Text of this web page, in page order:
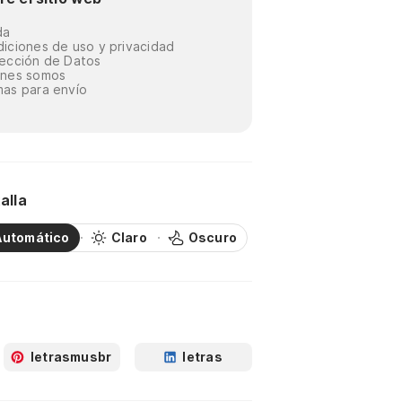
de uso y privacidad
de Datos
somos
para envío
Claro Oscuro
letrasmusbr letras